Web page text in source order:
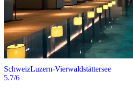
SchweizLuzern-Vierwaldstättersee
5.7/6